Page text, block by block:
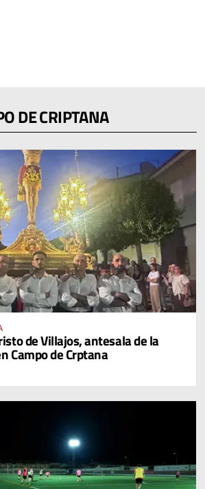
DE CRIPTANA
de Villajos, antesala de la
Campo de Crptana